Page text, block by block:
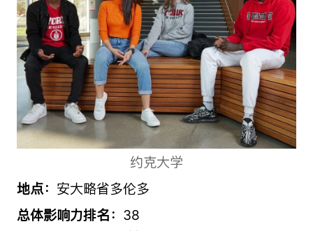
约克大学
地点： 安大略省多伦多
总体影响力排名： 38